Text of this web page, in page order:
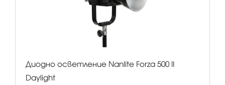
Диодно осветление Nanlite Forza 500 II
Daylight